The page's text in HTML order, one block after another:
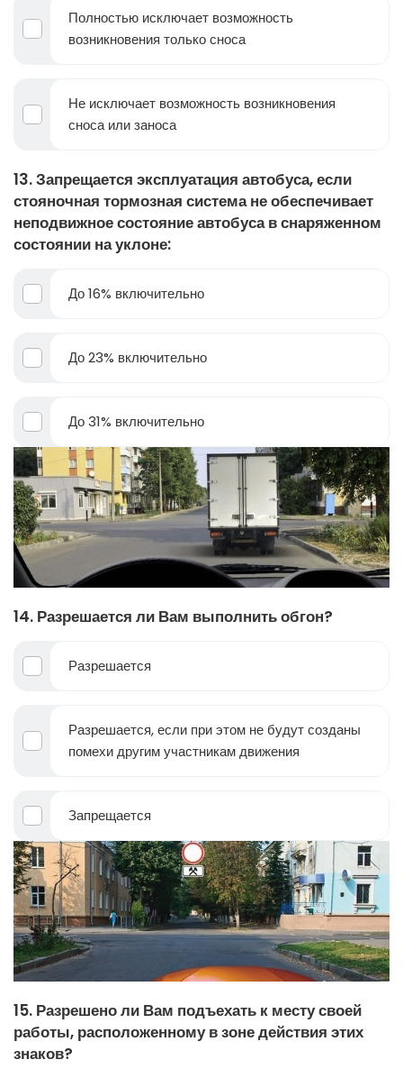
Полностью исключает возможность
возникновения только сноса
Не исключает возможность возникновения
сноса или заноса
13. Запрещается эксплуатация автобуса, если
стояночная тормозная система не обеспечивает
неподвижное состояние автобуса в снаряженном
состоянии на уклоне:
До 16% включительно
До 23% включительно
До 31% включительно
14. Разрешается ли Вам выполнить обгон?
Разрешается
Разрешается, если при этом не будут созданы
помехи другим участникам движения
Запрещается
15. Разрешено ли Вам подъехать к месту своей
работы, расположенному в зоне действия этих
знаков?